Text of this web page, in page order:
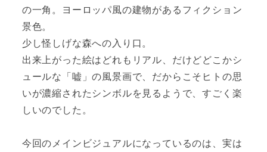
の一角。ヨーロッパ風の建物があるフィクション
景色。
少し怪しげな森への入り口。
出来上がった絵はどれもリアル、だけどどこかシ
ュールな「嘘」の風景画で、だからこそヒトの思
いが濃縮されたシンボルを見るようで、すごく楽
しいのでした。
今回のメインビジュアルになっているのは、実は